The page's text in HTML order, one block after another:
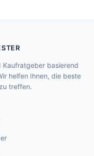
Kaufratgeber basierend
helfen Ihnen, die beste
treffen.